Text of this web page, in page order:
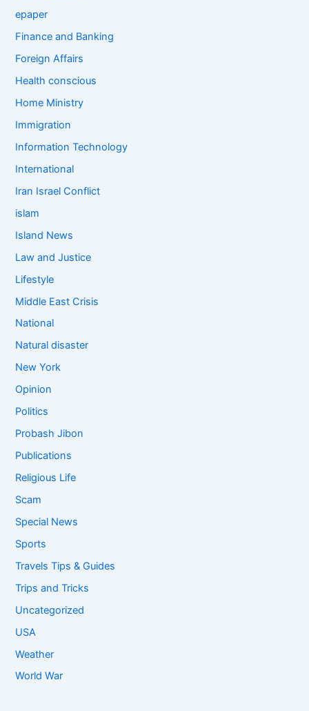
epaper
Finance and Banking
Foreign Affairs
Health conscious
Home Ministry
Immigration
Information Technology
International
Iran Israel Conflict
islam
Island News
Law and Justice
Lifestyle
Middle East Crisis
National
Natural disaster
New York
Opinion
Politics
Probash Jibon
Publications
Religious Life
Scam
Special News
Sports
Travels Tips & Guides
Trips and Tricks
Uncategorized
USA
Weather
World War